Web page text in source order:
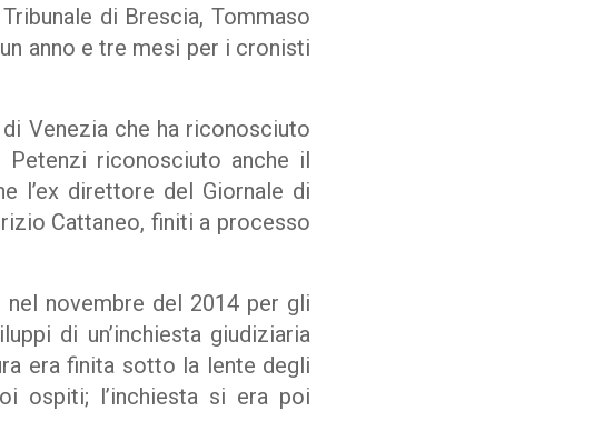
di Brescia, Tommaso
anno e tre mesi per i cronisti
Venezia che ha riconosciuto
riconosciuto anche il
l’ex direttore del Giornale di
Cattaneo, finiti a processo
novembre del 2014 per gli
di un’inchiesta giudiziaria
era finita sotto la lente degli
ospiti; l’inchiesta si era poi